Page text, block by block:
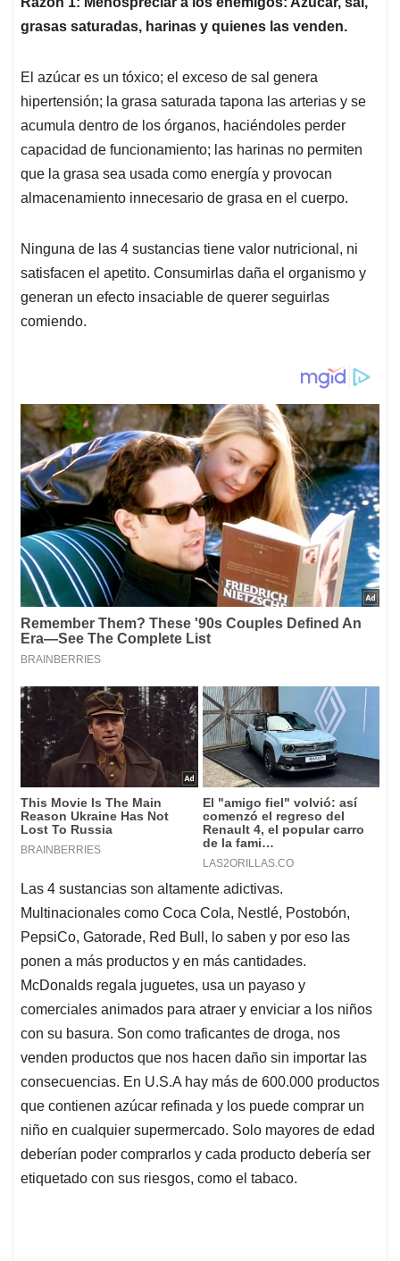
s
A
p
b
o
k
e
d
n
l
a
d
grasas saturadas, harinas y quienes las venden.
El azúcar es un tóxico; el exceso de sal genera
hipertensión; la grasa saturada tapona las arterias y se
acumula dentro de los órganos, haciéndoles perder
capacidad de funcionamiento; las harinas no permiten
que la grasa sea usada como energía y provocan
almacenamiento innecesario de grasa en el cuerpo.
Ninguna de las 4 sustancias tiene valor nutricional, ni
satisfacen el apetito. Consumirlas daña el organismo y
generan un efecto insaciable de querer seguirlas
comiendo.
Las 4 sustancias son altamente adictivas.
Multinacionales como Coca Cola, Nestlé, Postobón,
PepsiCo, Gatorade, Red Bull, lo saben y por eso las
ponen a más productos y en más cantidades.
McDonalds regala juguetes, usa un payaso y
comerciales animados para atraer y enviciar a los niños
con su basura. Son como traficantes de droga, nos
venden productos que nos hacen daño sin importar las
consecuencias. En U.S.A hay más de 600.000 productos
que contienen azúcar refinada y los puede comprar un
niño en cualquier supermercado. Solo mayores de edad
deberían poder comprarlos y cada producto debería ser
etiquetado con sus riesgos, como el tabaco.